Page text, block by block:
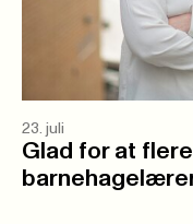
23. juli
Glad for at